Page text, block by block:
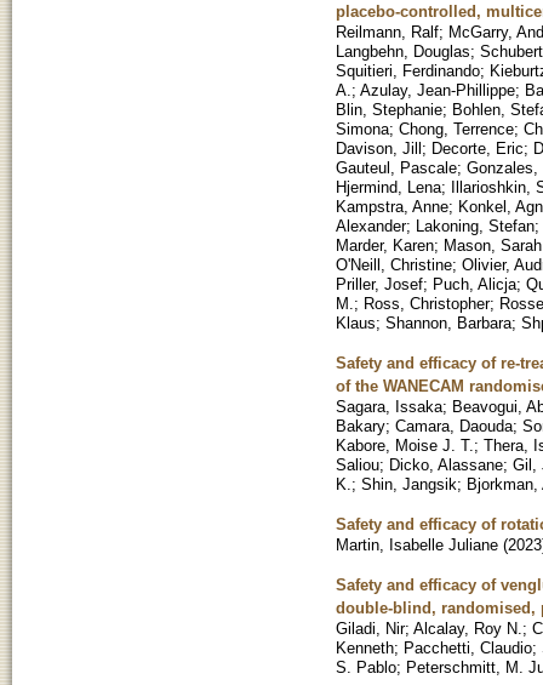
placebo-controlled,
Reilmann, Ralf; McGarry,
Langbehn, Douglas;
Squitieri, Ferdinando;
A. ; Azulay, Jean-Phillippe;
Blin, Stephanie; Bohlen,
Simona; Chong, Terrence;
Davison, Jill; Decorte, Eric;
Gauteul, Pascale; Gonzales,
Hjermind, Lena; Illarioshkin,
Kampstra, Anne; Konkel,
Alexander; Lakoning, Stefan;
Marder, Karen; Mason, Sarah
O'Neill, Christine; Olivier,
Priller, Josef; Puch, Alicja;
M. ; Ross, Christopher;
Klaus; Shannon, Barbara;
Safety and efficacy of re-
of the WANECAM
Sagara, Issaka; Beavogui,
Bakary; Camara, Daouda;
Kabore, Moise J. T. ; Thera,
Saliou; Dicko, Alassane; Gil,
K. ; Shin, Jangsik; Bjorkman,
Safety and efficacy of
Martin, Isabelle Juliane (2023
Safety and efficacy of
double-blind, randomised,
Giladi, Nir; Alcalay, Roy N. ;
Kenneth; Pacchetti, Claudio;
S. Pablo; Peterschmitt, M.